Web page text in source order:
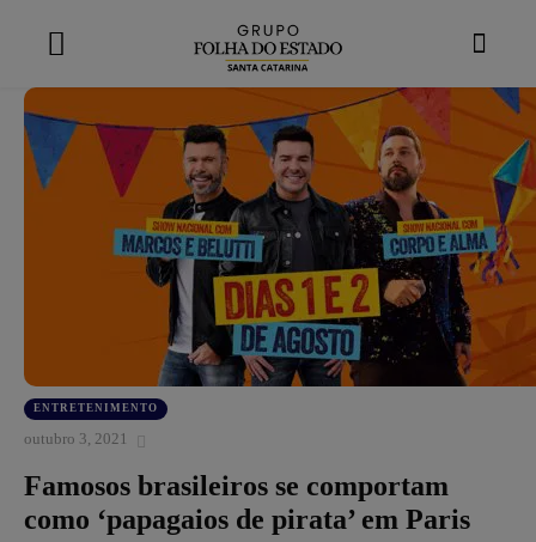
ENTRETENIMENTO
outubro 3, 2021
Famosos brasileiros se comportam
como ‘papagaios de pirata’ em Paris